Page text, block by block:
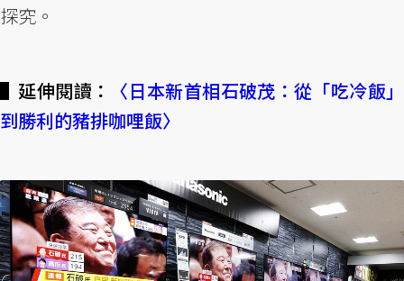
探究。
▌延伸閱讀：
〈日本新首相石破茂：從「吃冷飯」
到勝利的豬排咖哩飯〉